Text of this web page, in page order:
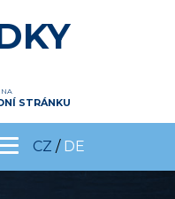
NA
STRÁNKU
CZ / DE